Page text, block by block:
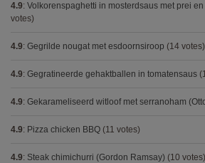
4.9: Volkorenspaghetti in mosterdsaus met prei
votes)
4.9: Gegrilde nougat met esdoornsiroop (14 votes)
4.9: Gegratineerde gehaktballen in tomatensaus
4.9: Gekarameliseerd witloof met serranoham
4.9: Pizza chicken BBQ (11 votes)
4.9: Steak chimichurri (Gordon Ramsay) (10 votes)